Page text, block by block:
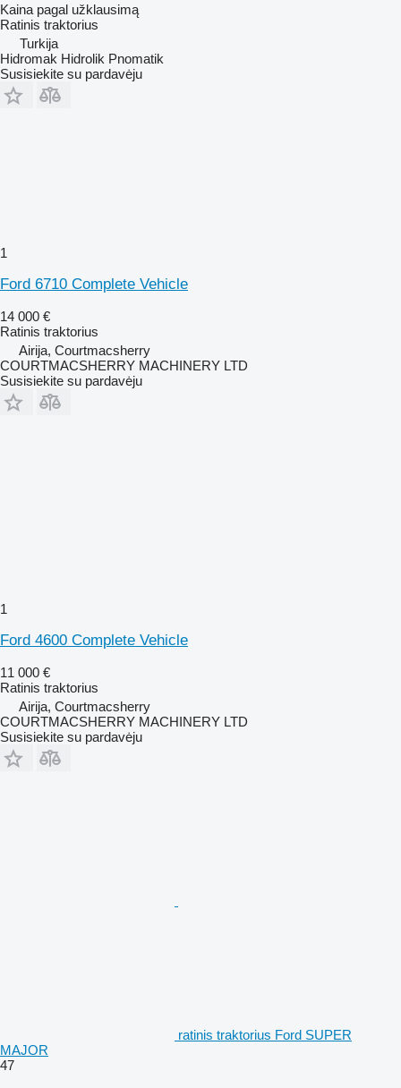
Kaina pagal užklausimą
Ratinis traktorius
Turkija
Hidromak Hidrolik Pnomatik
Susisiekite su pardavėju
1
Ford 6710 Complete Vehicle
14 000 €
Ratinis traktorius
Airija, Courtmacsherry
COURTMACSHERRY MACHINERY LTD
Susisiekite su pardavėju
1
Ford 4600 Complete Vehicle
11 000 €
Ratinis traktorius
Airija, Courtmacsherry
COURTMACSHERRY MACHINERY LTD
Susisiekite su pardavėju
ratinis traktorius Ford SUPER
MAJOR
47